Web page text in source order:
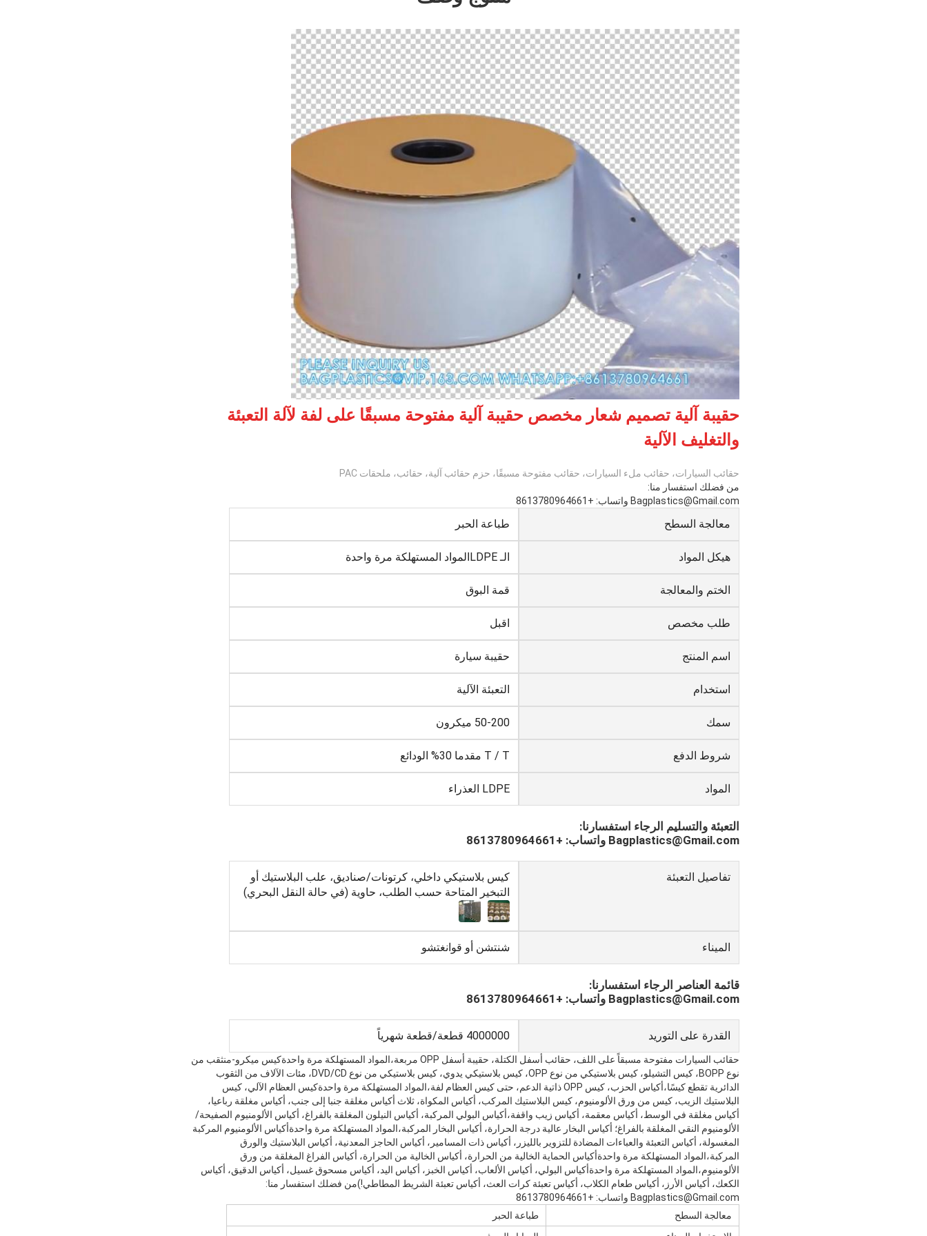
حقيبة آلية تصميم شعار مخصص حقيبة آلية مفتوحة مسبقًا على لفة لآلة التعبئة
والتغليف الآلية
حقائب السيارات، حقائب ملء السيارات، حقائب مفتوحة مسبقًا، حزم حقائب آلية، حقائب، ملحقات PAC
من فضلك استفسار منا:
Bagplastics@Gmail.com واتساب: +8613780964661
معالجة السطح طباعة الحبر
هيكل المواد الـ LDPE المواد المستهلكة مرة واحدة
الختم والمعالجة قمة البوق
طلب مخصص اقبل
اسم المنتج حقيبة سيارة
استخدام التعبئة الآلية
سمك 50-200 ميكرون
شروط الدفع T / T مقدما 30% الودائع
المواد LDPE العذراء
التعبئة والتسليم الرجاء استفسارنا:
Bagplastics@Gmail.com واتساب: +8613780964661
تفاصيل التعبئة
كيس بلاستيكي داخلي، كرتونات/صناديق، علب البلاستيك أو
التبخير المتاحة حسب الطلب، حاوية (في حالة النقل البحري)
الميناء شنتشن أو قوانغتشو
قائمة العناصر الرجاء استفسارنا:
Bagplastics@Gmail.com واتساب: +8613780964661
القدرة على التوريد 4000000 قطعة/قطعة شهرياً
حقائب السيارات مفتوحة مسبقاً على اللف، حقائب أسفل الكتلة، حقيبة أسفل OPP مربعة، المواد المستهلكة مرة واحدةكيس ميكرو-منثقب من
نوع BOPP، كيس التشيلو، كيس بلاستيكي من نوع OPP، كيس بلاستيكي يدوي، كيس بلاستيكي من نوع DVD/CD، مئات الآلاف من الثقوب
الدائرية تقطع كيسًا،أكياس الحزب، كيس OPP ذاتية الدعم، حتى كيس العظام لفة،
المواد المستهلكة مرة واحدةكيس العظام الآلي، كيس
البلاستيك الزيب، كيس من ورق الألومنيوم، كيس البلاستيك المركب، أكياس المكواة، ثلاث أكياس مغلقة جنبا إلى جنب، أكياس مغلقة رباعيا،
أكياس مغلقة في الوسط، أكياس معقمة، أكياس زيب واقفة،أكياس البولي المركبة، أكياس النيلون المغلقة بالفراغ، أكياس الألومنيوم الصفيحة/
الألومنيوم النقي المغلقة بالفراغ؛ أكياس البخار عالية درجة الحرارة، أكياس البخار المركبة،المواد المستهلكة مرة واحدةأكياس الألومنيوم المركبة
المغسولة، أكياس التعبئة والعباءات المضادة للتزوير بالليزر، أكياس ذات المسامير، أكياس الحاجز المعدنية، أكياس البلاستيك والورق
المركبة،المواد المستهلكة مرة واحدةأكياس الحماية الخالية من الحرارة، أكياس الخالية من الحرارة، أكياس الفراغ المغلقة من ورق
الألومنيوم،المواد المستهلكة مرة واحدةأكياس البولي، أكياس الألعاب، أكياس الخبز، أكياس اليد، أكياس مسحوق غسيل، أكياس الدقيق، أكياس
الكعك، أكياس الأرز، أكياس طعام الكلاب، أكياس تعبئة كرات العث، أكياس تعبئة الشريط المطاطي!)من فضلك استفسار منا:
Bagplastics@Gmail.com واتساب: +8613780964661
معالجة السطح
طباعة الحبر